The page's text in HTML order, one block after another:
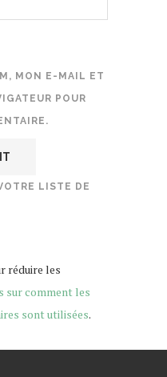
MON E-MAIL ET
POUR
LISTE DE
réduire les
sur comment les
sont utilisées.